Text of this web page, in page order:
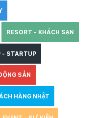
RESORT - KHÁCH SẠN
- STARTUP
SẢN
HÀNG NHẬT
hệ thống
độ.